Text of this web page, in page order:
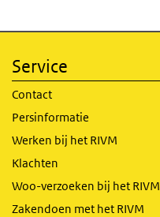
Service
Contact
Persinformatie
Werken bij het RIVM
Klachten
Woo-verzoeken bij het RIVM
Zakendoen met het RIVM